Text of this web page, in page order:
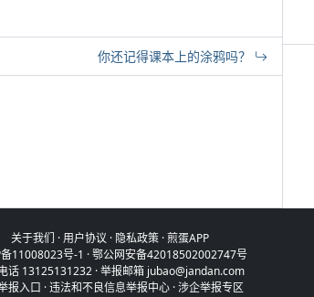
你还记得课本上的涂鸦吗？
关于我们 ·用户协议 · 隐私政策·煎蛋APP
11008023号-1 ·鄂公网安备42018502002747号
话 13125131232 · 举报邮箱 jubao@jandan.com
报入口 ·违法和不良信息举报中心 ·涉企举报专区